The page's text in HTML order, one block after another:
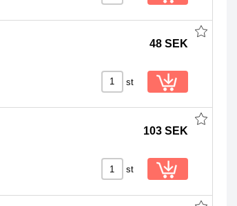
48 SEK
st
103 SEK
st